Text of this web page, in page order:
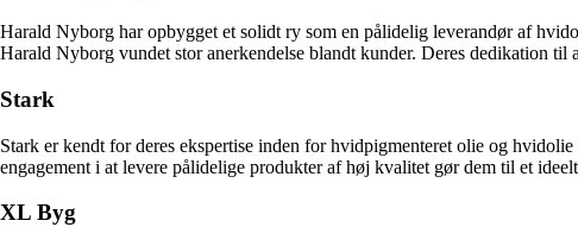
Harald Nyborg har opbygget et solidt ry som en pålidelig leverandør af
Harald Nyborg vundet stor anerkendelse blandt kunder. Deres dedikation
Stark
Stark er kendt for deres ekspertise inden for hvidpigmenteret olie og
engagement i at levere pålidelige produkter af høj kvalitet gør dem til et
XL Byg